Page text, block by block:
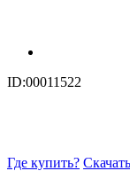
ID:00011522
Где купить?